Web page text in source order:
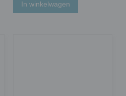
In winkelwagen